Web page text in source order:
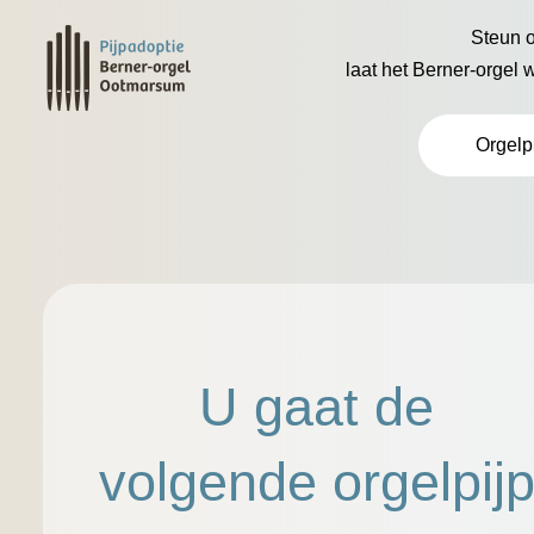
Steun
laat het Berner-orgel
U gaat de
volgende orgelpijp